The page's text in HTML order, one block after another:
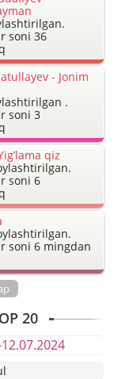
soni 36
- Jonim
.
soni 3
qiz
soni 6
soni 6 mingdan
20